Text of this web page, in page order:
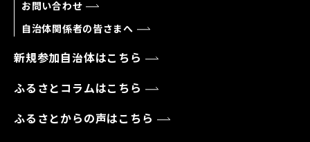
お問い合わせ
自治体関係者の皆さまへ
新規参加自治体はこちら
ふるさとコラムはこちら
ふるさとからの声はこちら